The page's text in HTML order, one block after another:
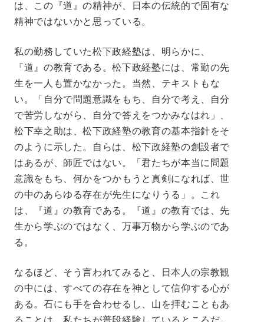
は、この『道』の精神が、日本の伝統的で固有な
精神ではないかと思っている。
私の勤務していた松下政経塾は、明らかに、
『道』の教育である。松下政経塾には、常勤の先
生を一人も置かなかった。当然、テキストもな
い。「自分で問題意識をもち、自分で考え、自分
で苦労しながら、自分で答えをつかみなはれ」、
松下幸之助は、松下政経塾の教育の基本指針をそ
のように示した。自らは、松下政経塾の創設者で
はあるが、師匠ではない。「君たちが本当に問題
意識をもち、何かをつかもうと真剣になれば、世
の中のあらゆる存在が先生になりうる」。これ
は、『道』の教育である。『道』の教育では、先
生から学ぶのではなく、万事万物から学ぶのであ
る。
なるほど、そう言われてみると、日本人の宗教観
の中には、すべての存在を神として信仰する心が
ある。石にも手を合わせるし、山を拝むこともあ
ることは、私たちが普段経験しているところだ。